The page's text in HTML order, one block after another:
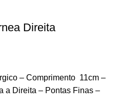
Direita
– Comprimento 11cm –
a Direita – Pontas Finas –